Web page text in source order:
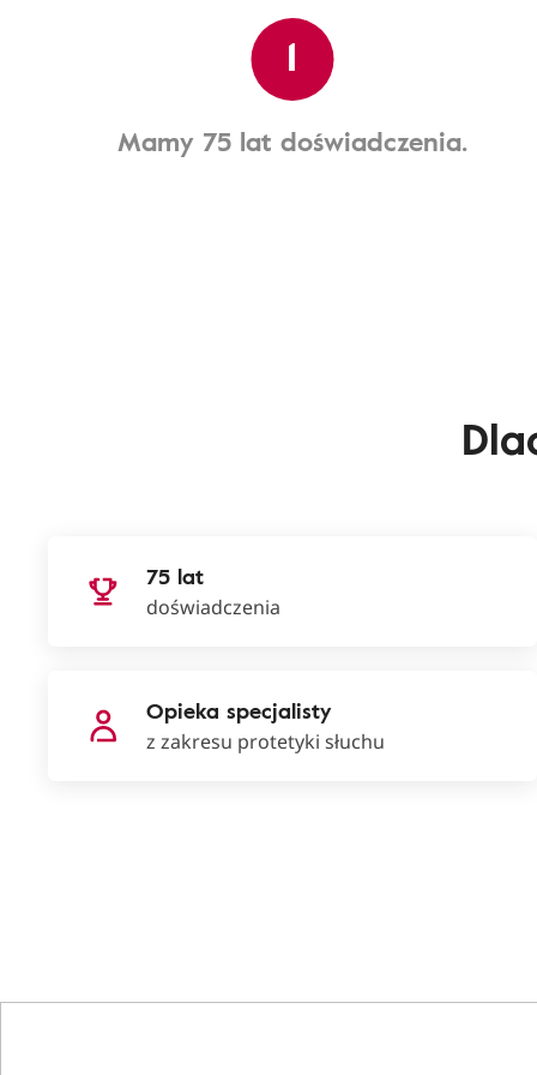
1
Mamy 75 lat doświadczenia.
75 lat
doświadczenia
Opieka specjalisty
z zakresu protetyki słuchu